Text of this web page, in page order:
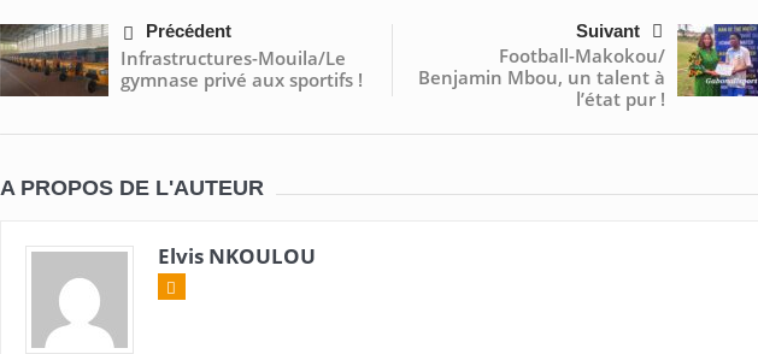
Précédent
Infrastructures-Mouila/Le
gymnase privé aux sportifs !
Suivant
Football-Makokou/
Benjamin Mbou, un talent à
l’état pur !
A PROPOS DE L'AUTEUR
Elvis NKOULOU